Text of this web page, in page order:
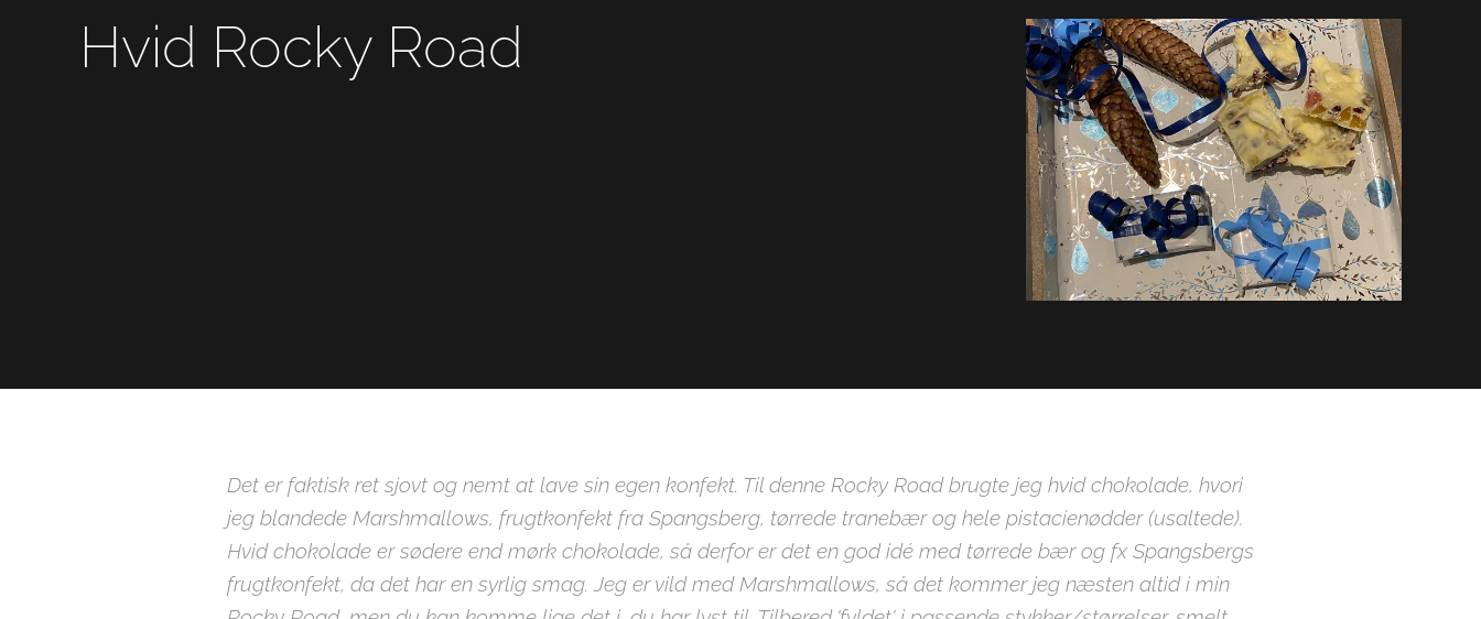
Hvid Rocky Road
Det er faktisk ret sjovt og nemt at lave sin egen konfekt. Til denne Rocky Road brugte jeg hvid chokolade, hvori
jeg blandede Marshmallows, frugtkonfekt fra Spangsberg, tørrede tranebær og hele pistacienødder (usaltede).
Hvid chokolade er sødere end mørk chokolade, så derfor er det en god idé med tørrede bær og fx Spangsbergs
frugtkonfekt, da det har en syrlig smag. Jeg er vild med Marshmallows, så det kommer jeg næsten altid i min